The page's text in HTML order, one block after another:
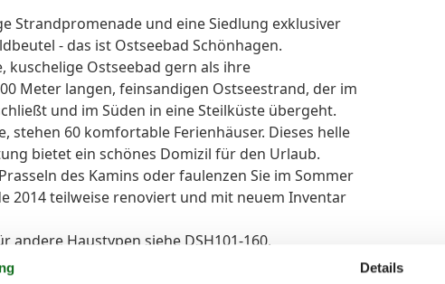
Strandpromenade und eine Siedlung exklusiver
- das ist Ostseebad Schönhagen.
kuschelige Ostseebad gern als ihre
Meter langen, feinsandigen Ostseestrand, der im
und im Süden in eine Steilküste übergeht.
60 komfortable Ferienhäuser. Dieses helle
bietet ein schönes Domizil für den Urlaub.
des Kamins oder faulenzen Sie im Sommer
2014 teilweise renoviert und mit neuem Inventar
andere Haustypen siehe DSH101-160.
Art des Fußbodenbelags und die Farbe der
Details